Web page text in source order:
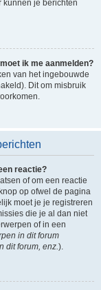
kunnen je berichten
ik me aanmelden?
van het ingebouwde
Dit om misbruik
reactie?
of om een reactie
op ofwel de pagina
moet je je registreren
die je al dan niet
of in een
in dit forum
dit forum, enz. ).